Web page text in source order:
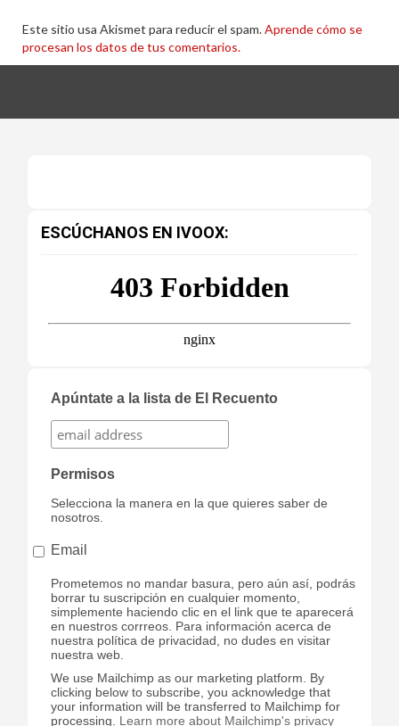
Este sitio usa Akismet para reducir el spam.Aprende cómo se
procesan los datos de tus comentarios.
ESCÚCHANOS EN IVOOX:
Apúntate a la lista de El Recuento
Permisos
Selecciona la manera en la que quieres saber de
nosotros.
Email
Prometemos no mandar basura, pero aún así, podrás
borrar tu suscripción en cualquier momento,
simplemente haciendo clic en el link que te aparecerá
en nuestros corrreos. Para información acerca de
nuestra política de privacidad, no dudes en visitar
nuestra web.
We use Mailchimp as our marketing platform. By
clicking below to subscribe, you acknowledge that
your information will be transferred to Mailchimp for
processing. Learn more about Mailchimp's privacy